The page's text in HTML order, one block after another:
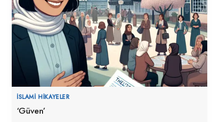
İSLAMI HIKAYELER
‘Güven’